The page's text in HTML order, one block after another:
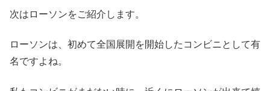
次はローソンをご紹介します。
ローソンは、初めて全国展開を開始したコンビニとして有
名ですよね。